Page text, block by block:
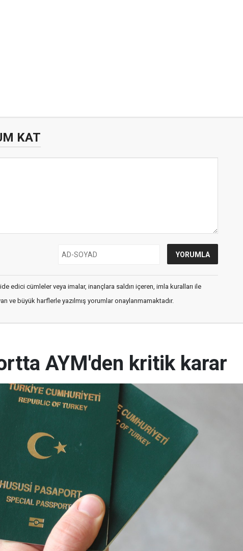
KAT
edici cümleler veya imalar, inançlara saldırı içeren, imla kuralları ile
ve büyük harflerle yazılmış yorumlar onaylanmamaktadır.
AYM'den kritik karar